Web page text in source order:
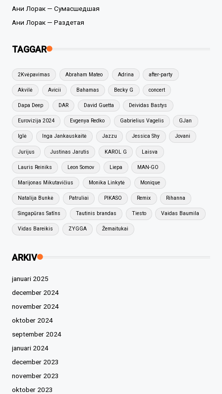
Ани Лорак — Сумасшедшая
Ани Лорак — Раздетая
TAGGAR
2Kvėpavimas Abraham Mateo Adrina after-party
Akvilė Avicii Bahamas Becky G concert
Dapa Deep DAR David Guetta Deividas Bastys
Eurovizija 2024 Evgenya Redko Gabrielius Vagelis GJan
Iglė Inga Jankauskaitė Jazzu Jessica Shy Jovani
Jurijus Justinas Jarutis KAROL G Laisva
Lauris Reiniks Leon Somov Liepa MAN-GO
Marijonas Mikutavičius Monika Linkytė Monique
Natalija Bunkė Patruliai PIKASO Remix Rihanna
Singapūras Satīns Tautinis brandas Tiesto Vaidas Baumila
Vidas Bareikis ZYGGA Žemaitukai
ARKIV
januari 2025
december 2024
november 2024
oktober 2024
september 2024
januari 2024
december 2023
november 2023
oktober 2023